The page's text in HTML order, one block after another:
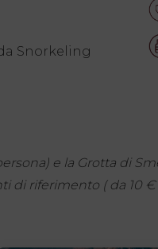
Snorkeling
e la Grotta di
di riferimento ( da 10 €